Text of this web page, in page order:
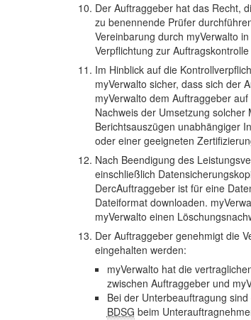
Der Auftraggeber hat das Recht,
zu benennende Prüfer
Vereinbarung durch myVerwalto
Verpflichtung zur
Im Hinblick auf die
myVerwalto sicher, dass sich der
myVerwalto dem Auftraggeber
Nachweis der Umsetzung
Berichtsauszügen unabhängiger
oder einer geeigneten
Nach Beendigung des
einschließlich
DercAuftraggeber ist für eine
Dateiformat downloaden.
myVerwalto einen
Der Auftraggeber genehmigt die
eingehalten werden:
myVerwalto hat die
zwischen Auftraggeber und
Bei der Unterbeauftragung
BDSG beim